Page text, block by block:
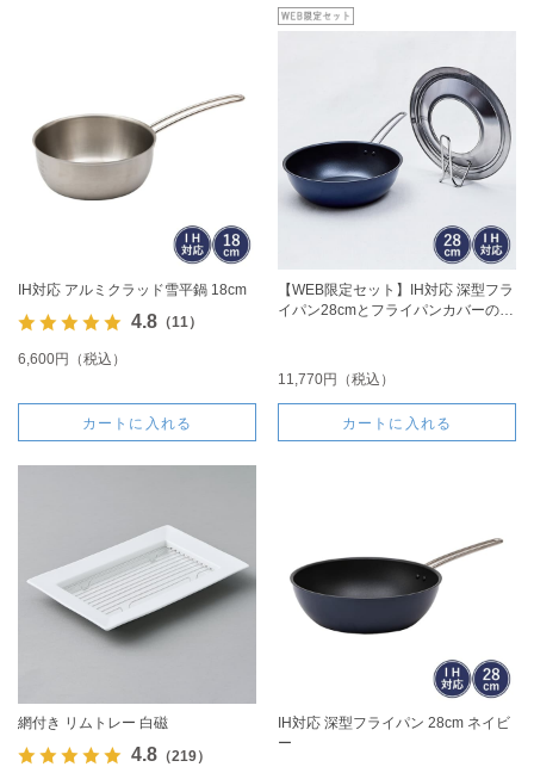
IH対応 アルミクラッド雪平鍋 18cm
4.8（11）
6,600円（税込）
カートに入れる
【WEB限定セット】IH対応 深型フラ
イパン28cmとフライパンカバーのセ
11,770円（税込）
カートに入れる
網付き リムトレー 白磁
4.8（219）
IH対応 深型フライパン 28cm ネイビ
ー